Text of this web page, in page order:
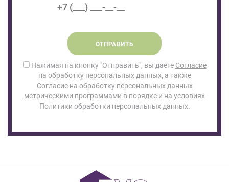
ОТПРАВИТЬ
Нажимая на кнопку "Отправить", вы даете Согласие
на обработку персональных данных, а также
Согласие на обработку персональных данных
метрическими программами в порядке и на условиях
Политики обработки персональных данных.